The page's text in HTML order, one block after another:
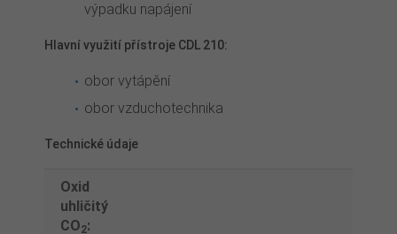
výpadku napájení
Hlavní využití přístroje CDL 210:
obor vytápění
obor vzduchotechnika
Technické údaje
Oxid
uhličitý
CO2: